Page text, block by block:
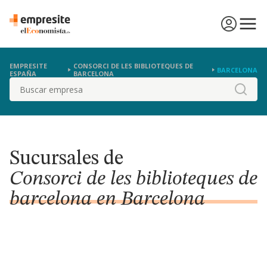
EMPRESITE
ESPAÑA
CONSORCI DE LES BIBLIOTEQUES DE
BARCELONA
BARCELONA
Buscar
Sucursales de
Consorci de les biblioteques de
barcelona en Barcelona